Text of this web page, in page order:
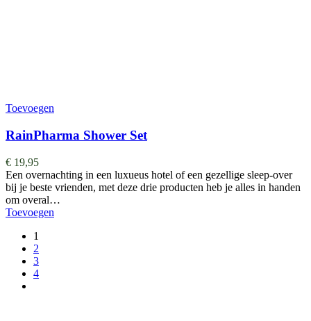
Toevoegen
RainPharma Shower Set
€ 19,95
Een overnachting in een luxueus hotel of een gezellige sleep-over
bij je beste vrienden, met deze drie producten heb je alles in handen
om overal…
Toevoegen
1
2
3
4